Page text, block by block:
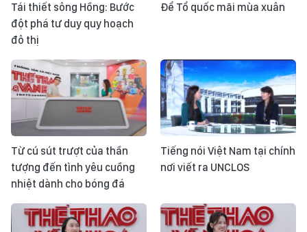
Tái thiết sông Hồng: Bước
đột phá tư duy quy hoạch
đô thị
Để Tổ quốc mãi mùa xuân
Từ cú sút trượt của thần
tượng đến tình yêu cuồng
nhiệt dành cho bóng đá
Tiếng nói Việt Nam tại chính
nơi viết ra UNCLOS